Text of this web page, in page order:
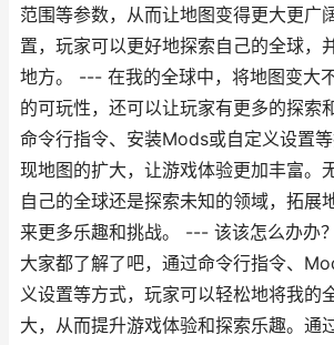
范围等参数，从而让地图变得更大更广
置，玩家可以更好地探索自己的全球，
地方。 --- 在我的全球中，将地图变大
的可玩性，还可以让玩家有更多的探索
命令行指令、安装Mods或自定义设置
现地图的扩大，让游戏体验更加丰富。
自己的全球还是探索未知的领域，拓展
来更多乐趣和挑战。 --- 该该怎么办办
大家都了解了吧，通过命令行指令、
义设置等方式，玩家可以轻松地将我的
大，从而提升游戏体验和探索乐趣。通